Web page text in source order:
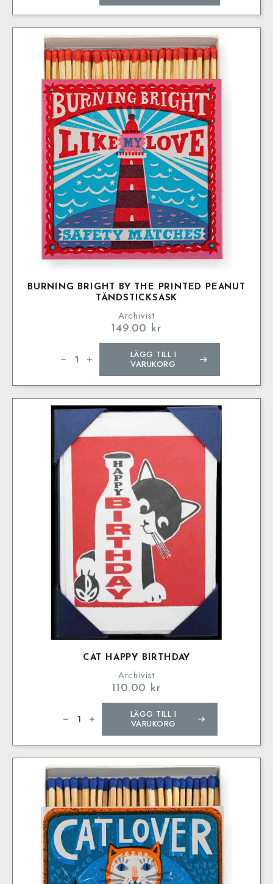
BURNING BRIGHT BY THE PRINTED PEANUT
TÄNDSTICKSASK
Archivist
149.00 kr
Bright
by
Peanut
Tändsticksask
mängd
LÄGG TILL I
VARUKORG
CAT HAPPY BIRTHDAY
Archivist
110.00 kr
Happy
Birthday
LÄGG TILL I
VARUKORG